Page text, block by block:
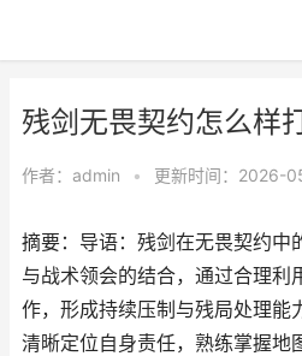
残剑无畏契约怎么样
作者： admin • 更新时间：2026-
摘要：导语：残剑在无畏契约中
与战术领会的结合，通过合理利
作，形成持续压制与残局处理能
清晰定位自身责任，熟练掌握地